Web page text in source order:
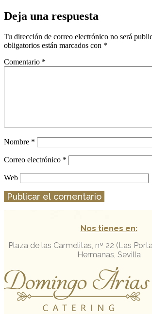
Deja una respuesta
Tu dirección de correo electrónico no será
obligatorios están marcados con *
Comentario *
Nombre *
Correo electrónico *
Web
Nos tienes en:
Plaza de las Carmelitas, nº 22 (Las
Hermanas, Sevilla